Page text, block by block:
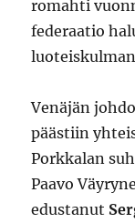
romahti
federaatio
Venäjän
päästiin
Porkkalan
Paavo
edustanut